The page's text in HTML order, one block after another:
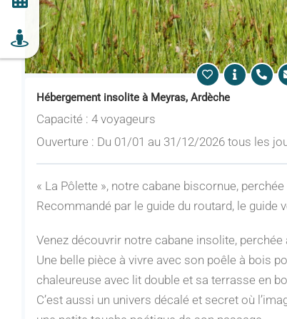
Hébergement insolite à Meyras, Ardèche
Capacité : 4 voyageurs
Ouverture : Du 01/01 au 31/12/2026 tous les
« La Pôlette », notre cabane biscornue,
Recommandé par le guide du routard, le guide
Venez découvrir notre cabane insolite,
Une belle pièce à vivre avec son poêle à bois
chaleureuse avec lit double et sa terrasse en
C’est aussi un univers décalé et secret où